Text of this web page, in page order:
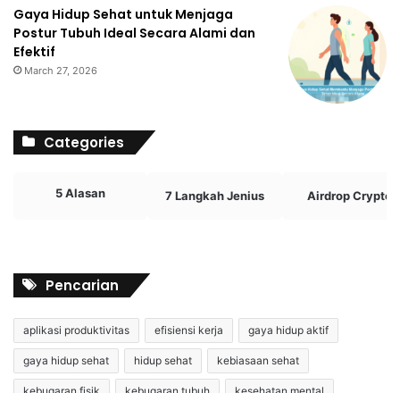
Gaya Hidup Sehat untuk Menjaga
Postur Tubuh Ideal Secara Alami dan
Efektif
March 27, 2026
Categories
5 Alasan 7 Langkah Jenius Airdrop Crypto
Pencarian
aplikasi produktivitas efisiensi kerja gaya hidup aktif
gaya hidup sehat hidup sehat kebiasaan sehat